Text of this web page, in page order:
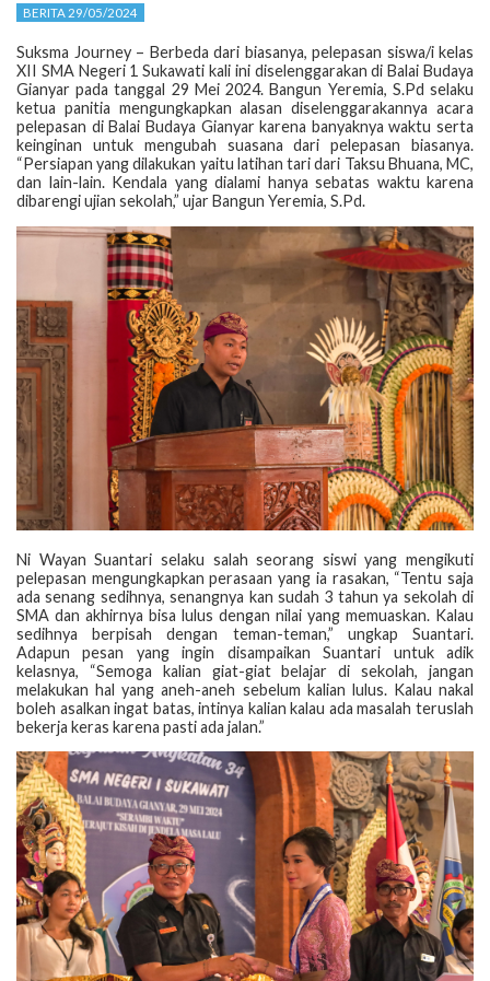
BERITA 29/05/2024
Suksma Journey – Berbeda dari biasanya, pelepasan siswa/i kelas
XII SMA Negeri 1 Sukawati kali ini diselenggarakan di Balai Budaya
Gianyar pada tanggal 29 Mei 2024. Bangun Yeremia, S.Pd selaku
ketua panitia mengungkapkan alasan diselenggarakannya acara
pelepasan di Balai Budaya Gianyar karena banyaknya waktu serta
keinginan untuk mengubah suasana dari pelepasan biasanya.
“Persiapan yang dilakukan yaitu latihan tari dari Taksu Bhuana, MC,
dan lain-lain. Kendala yang dialami hanya sebatas waktu karena
dibarengi ujian sekolah,” ujar Bangun Yeremia, S.Pd.
Ni Wayan Suantari selaku salah seorang siswi yang mengikuti
pelepasan mengungkapkan perasaan yang ia rasakan, “Tentu saja
ada senang sedihnya, senangnya kan sudah 3 tahun ya sekolah di
SMA dan akhirnya bisa lulus dengan nilai yang memuaskan. Kalau
sedihnya berpisah dengan teman-teman,” ungkap Suantari.
Adapun pesan yang ingin disampaikan Suantari untuk adik
kelasnya, “Semoga kalian giat-giat belajar di sekolah, jangan
melakukan hal yang aneh-aneh sebelum kalian lulus. Kalau nakal
boleh asalkan ingat batas, intinya kalian kalau ada masalah teruslah
bekerja keras karena pasti ada jalan.”